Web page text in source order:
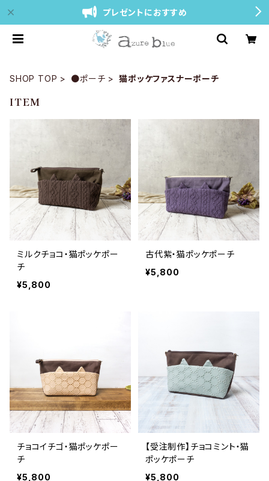
プレゼントにおすすめ
SHOP TOP ●ポーチ 猫ポッケファスナーポーチ
ITEM
ミルクチョコ・猫ポッケポー
チ
¥5,800
古代紫・猫ポッケポーチ
¥5,800
チョコイチゴ・猫ポッケポー
チ
¥5,800
【受注制作】チョコミント・猫
ポッケポーチ
¥5,800